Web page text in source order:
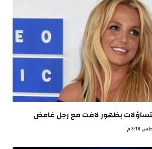
بظهور لافت مع رجل غامض